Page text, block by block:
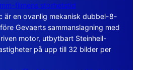
filmens storhetstid
är en ovanlig mekanisk dubbel-8-
Gevaerts sammanslagning med
motor, utbytbart Steinheil-
på upp till 32 bilder per